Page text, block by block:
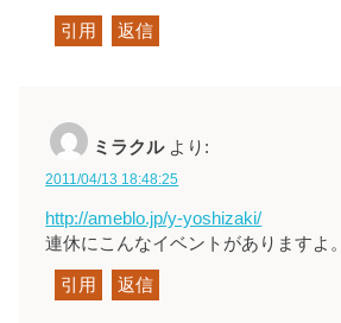
引用 返信
ミラクル より:
2011/04/13 18:48:25
http://ameblo.jp/y-yoshizaki/
連休にこんなイベントがありますよ。
引用 返信